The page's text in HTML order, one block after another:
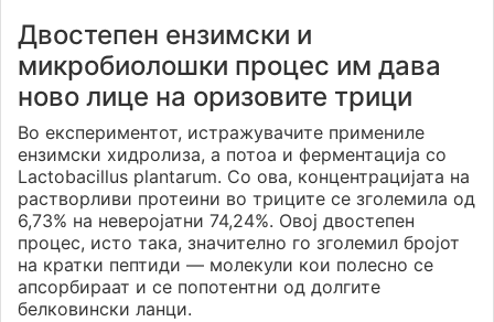
Двостепен ензимски и
микробиолошки процес им дава
ново лице на оризовите трици
Во експериментот, истражувачите примениле
ензимски хидролиза, а потоа и ферментација со
Lactobacillus plantarum. Со ова, концентрацијата на
растворливи протеини во триците се зголемила од
6,73% на неверојатни 74,24%. Овој двостепен
процес, исто така, значително го зголемил бројот
на кратки пептиди — молекули кои полесно се
апсорбираат и се попотентни од долгите
белковински ланци.